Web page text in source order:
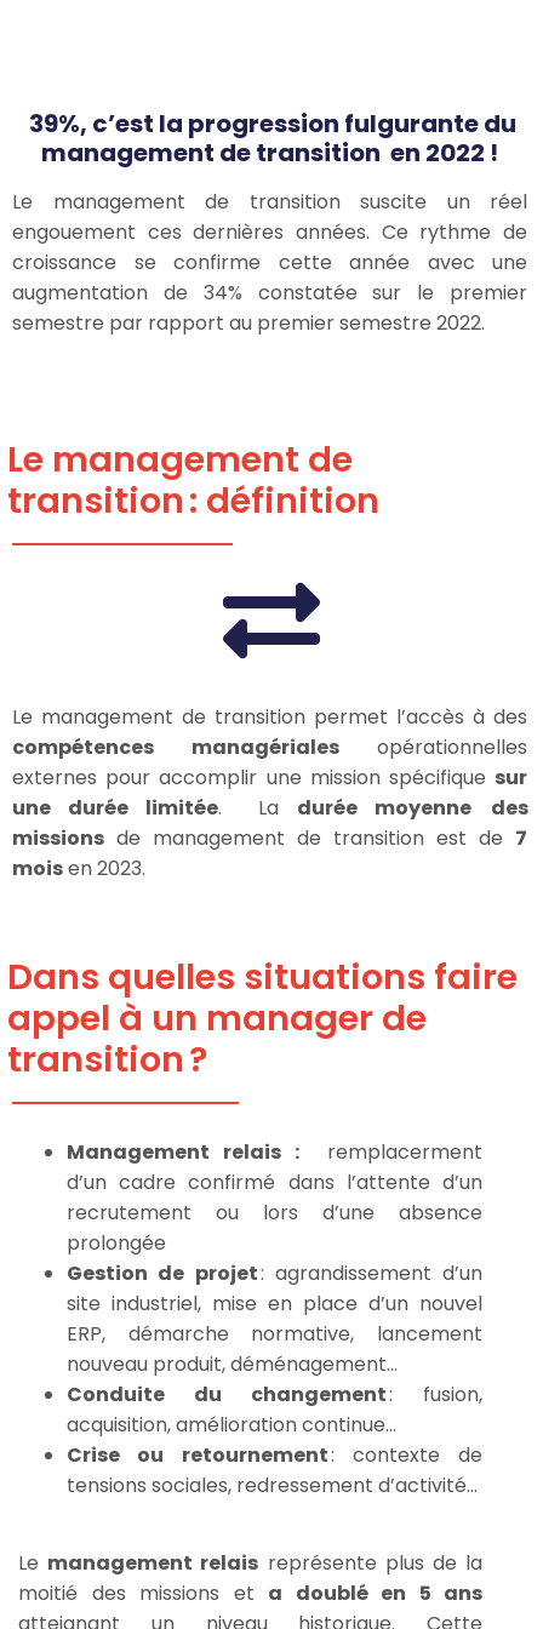
39%, c’est la progression fulgurante du
management de transition en 2022 !
Le management de transition suscite un réel
engouement ces dernières années. Ce rythme de
croissance se confirme cette année avec une
augmentation de 34% constatée sur le premier
semestre par rapport au premier semestre 2022.
Le management de
transition : définition
Le management de transition permet l’accès à des
compétences managérialesopérationnelles
externes pour accomplir une mission spécifique sur
une durée limitée. La durée moyenne
des
missions de management de transition est de 7
moisen 2023.
Dans quelles situations faire
appel à un manager de
transition ?
Management relais :
remplacerment
d’un cadre confirmé dans l’attente d’un
recrutement ou lors d’une absence
prolongée
Gestion de projet: agrandissement d’un
site industriel, mise en place d’un nouvel
ERP, démarche normative, lancement
nouveau produit, déménagement…
Conduite du changement: fusion,
acquisition, amélioration continue…
Crise ou retournement: contexte de
tensions sociales, redressement d’activité…
Le management relais représente plus de la
moitié des missions et a doublé en 5 ans